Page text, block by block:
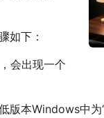
如下：
会出现一个
版本Windows中为